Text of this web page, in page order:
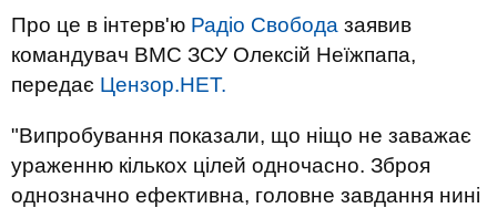
Про це в інтерв'ю Радіо Свобода заявив
командувач ВМС ЗСУ Олексій Неїжпапа,
передає Цензор.НЕТ.
"Випробування показали, що ніщо не заважає
ураженню кількох цілей одночасно. Зброя
однозначно ефективна, головне завдання нині